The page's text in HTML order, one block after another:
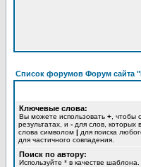
Список форумов Форум сайта
Ключевые слова:
Вы можете использовать + , чтобы
результатах, и - для слов, которых
слова символом | для поиска
для частичного совпадения.
Поиск по автору:
Используйте * в качестве шаблона.